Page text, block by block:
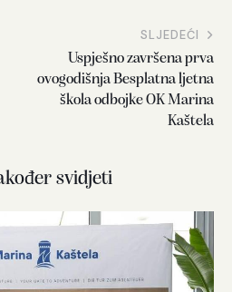
SLJEDEĆI
Uspješno završena prva
ovogodišnja Besplatna ljetna
škola odbojke OK Marina
Kaštela
svidjeti